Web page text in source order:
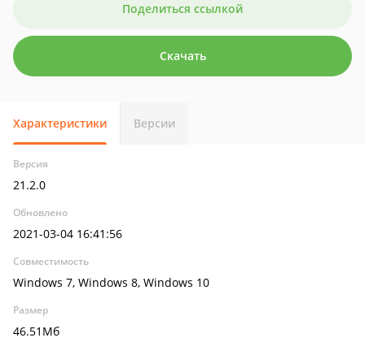
Поделиться ссылкой
Скачать
Характеристики Версии
Версия
21.2.0
Обновлено
2021-03-04 16:41:56
Совместимость
Windows 7, Windows 8, Windows 10
Размер
46.51Мб